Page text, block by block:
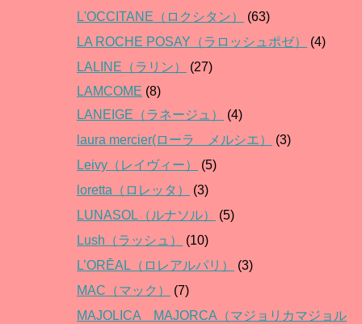
L'OCCITANE（ロクシタン）
(63)
LA ROCHE POSAY（ラロッシュポゼ）
(4)
LALINE（ラリン）
(27)
LAMCOME (8)
LANEIGE（ラネージュ）
(4)
laura mercier(ローラ メルシエ）
(3)
Leivy（レイヴィー）
(5)
loretta（ロレッタ）
(3)
LUNASOL（ルナソル）
(5)
Lush（ラッシュ）
(10)
L’ORĒAL（ロレアルパリ）
(3)
MAC（マック）
(7)
MAJOLICA MAJORCA（マジョリカマジョル